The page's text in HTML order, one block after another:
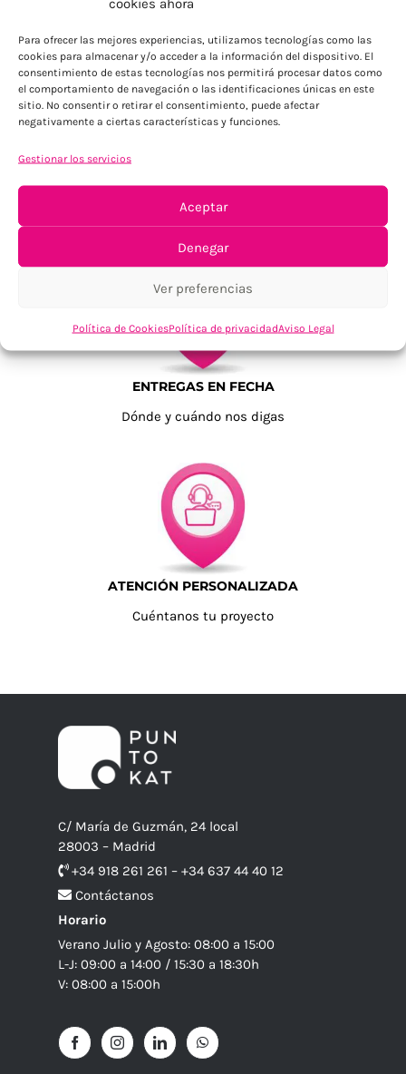
Para ofrecer las mejores experiencias, utilizamos tecnologías como las
cookies para almacenar y/o acceder a la información del dispositivo. El
consentimiento de estas tecnologías nos permitirá procesar datos como
el comportamiento de navegación o las identificaciones únicas en este
sitio. No consentir o retirar el consentimiento, puede afectar
negativamente a ciertas características y funciones.
Gestionar los servicios
Aceptar
Denegar
Ver preferencias
Política de CookiesPolítica de privacidadAviso Legal
TU SATISFACCIÓN = LA NUESTRA
Tu confianza, nuestro objetivo
ENTREGAS EN FECHA
Dónde y cuándo nos digas
ATENCIÓN PERSONALIZADA
Cuéntanos tu proyecto
C/ María de Guzmán, 24 local
28003 – Madrid
+34 918 261 261 – +34 637 44 40 12
Contáctanos
Horario
Verano Julio y Agosto: 08:00 a 15:00
L-J: 09:00 a 14:00 / 15:30 a 18:30h
V: 08:00 a 15:00h